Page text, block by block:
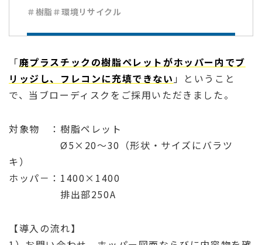
＃樹脂 ＃環境リサイクル
「廃プラスチックの樹脂ペレットがホッパー内でブ
リッジし、フレコンに充填できない 」ということ
で、当ブローディスクをご採用いただきました。
対象物 ：樹脂ペレット
Ø5×20～30（形状・サイズにバラツ
キ）
ホッパ－：1400×1400
排出部250A
【導入の流れ】